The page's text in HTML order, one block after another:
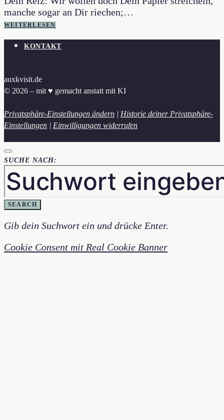
manche sogar an Dir riechen;…
WEITERLESEN
KONTAKT
auxkvisit.de
© 2026 – mit ♥︎ gemacht anstatt mit KI
Privatsphäre-Einstellungen ändern | Historie deiner Privatsphäre-
Einstellungen | Einwilligungen widerrufen
SUCHE NACH:
SEARCH
Gib dein Suchwort ein und drücke Enter.
Cookie Consent mit Real Cookie Banner